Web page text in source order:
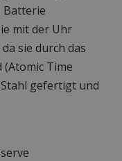
Batterie
mit der Uhr
sie durch das
Time
gefertigt und